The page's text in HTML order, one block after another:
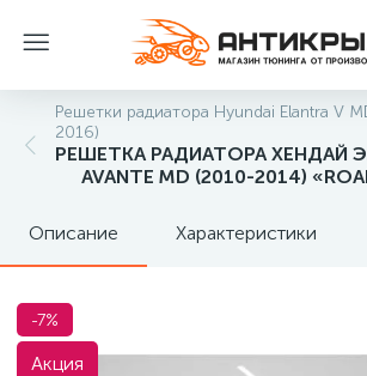
Решетки радиатора Hyundai Elantra V
2016)
РЕШЕТКА РАДИАТОРА ХЕНДАЙ
AVANTE MD (2010-2014)
Описание Характеристики
-7%
Акция